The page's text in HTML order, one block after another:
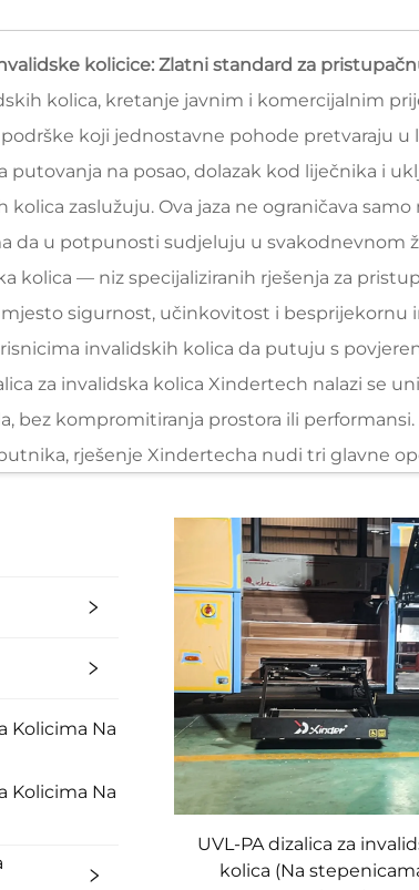
kolicice: Zlatni standard za
kolica, kretanje javnim i komercijalnim
koji jednostavne pohode pretvaraju
putovanja na posao, dolazak kod liječnika i
kolica zaslužuju. Ova jaza ne ograničava
da u potpunosti sudjeluju u svakodnevnom
kolica — niz specijaliziranih rješenja za
sigurnost, učinkovitost i besprijekornu
invalidskih kolica da putuju s
za invalidska kolica Xindertech nalazi se
bez kompromitiranja prostora ili
rješenje Xindertecha nudi tri glavne
za pohranu jer dizalicu uredno smješta
eliminira potrebu za odricanjem sjedala ili
funkcije pristupačnosti. Za veća
nudi diskretno rješenje: dizalica je
glavni prostor za putnike
tla i šasije, kao što su teretna komercijalna
na vanjski dizajn ili aerodinamiku vozila.
vlasnicima vozila kako bi osigurali precizno
serije dizalica za invalidska kolica
korisnika invalidskih kolicima. Platforma je
Kolicima Na
Kolicima Na
UVL-PA dizalica za
kolica (Na